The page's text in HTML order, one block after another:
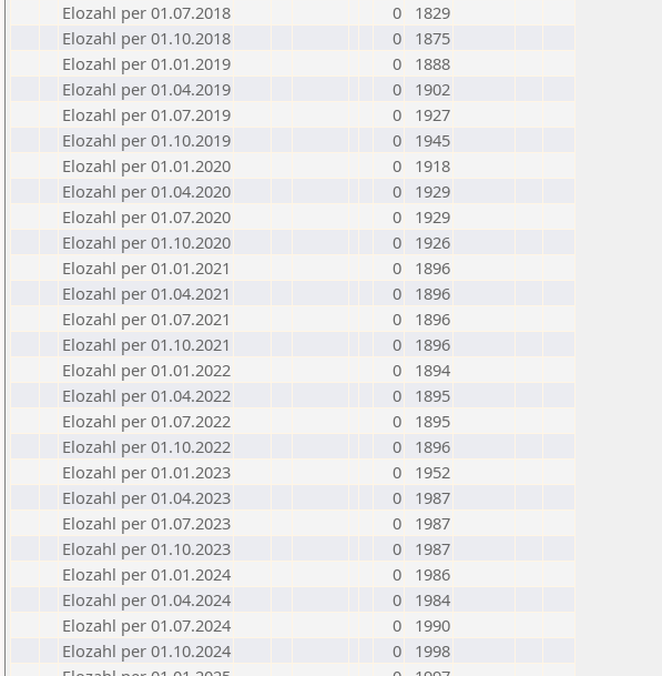
Elozahl per 01.07.2018
0
1829
Elozahl per 01.10.2018
0
1875
Elozahl per 01.01.2019
0
1888
Elozahl per 01.04.2019
0
1902
Elozahl per 01.07.2019
0
1927
Elozahl per 01.10.2019
0
1945
Elozahl per 01.01.2020
0
1918
Elozahl per 01.04.2020
0
1929
Elozahl per 01.07.2020
0
1929
Elozahl per 01.10.2020
0
1926
Elozahl per 01.01.2021
0
1896
Elozahl per 01.04.2021
0
1896
Elozahl per 01.07.2021
0
1896
Elozahl per 01.10.2021
0
1896
Elozahl per 01.01.2022
0
1894
Elozahl per 01.04.2022
0
1895
Elozahl per 01.07.2022
0
1895
Elozahl per 01.10.2022
0
1896
Elozahl per 01.01.2023
0
1952
Elozahl per 01.04.2023
0
1987
Elozahl per 01.07.2023
0
1987
Elozahl per 01.10.2023
0
1987
Elozahl per 01.01.2024
0
1986
Elozahl per 01.04.2024
0
1984
Elozahl per 01.07.2024
0
1990
Elozahl per 01.10.2024
0
1998